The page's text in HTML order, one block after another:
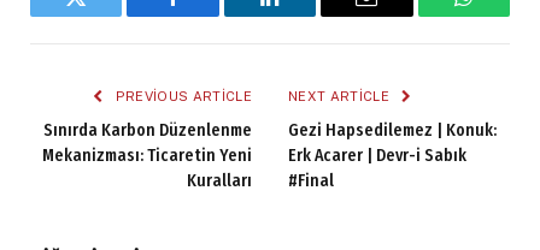
Twitter Facebook LinkedIn Email
PREVIOUS ARTICLE
Sınırda Karbon Düzenlenme
Mekanizması: Ticaretin Yeni
Kuralları
NEXT ARTICLE
Gezi Hapsedilemez | Konuk:
Erk Acarer | Devr-i Sabık
#Final